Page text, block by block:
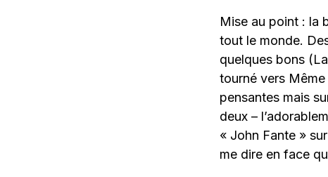
Mise au point : la
tout le monde.
quelques bons
tourné vers Même
pensantes mais
deux –
« John Fante »
me dire en face